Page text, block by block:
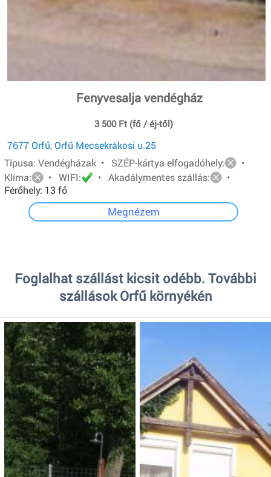
Fenyvesalja vendégház
3 500 Ft (fő / éj-től)
7677 Orfű, Orfű Mecsekrákosi u.25
Típusa: Vendégházak • SZÉP-kártya elfogadóhely:
•
Klíma:
• WIFI: • Akadálymentes szállás:
•
Férőhely: 13 fő
Megnézem
Foglalhat szállást kicsit odébb. További
szállások Orfű környékén